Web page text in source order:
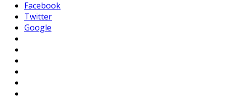
Facebook
Twitter
Google